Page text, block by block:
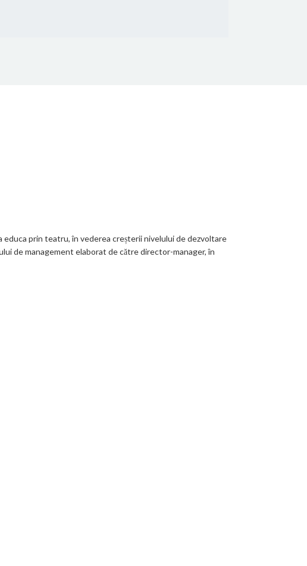
prin teatru, în vederea creșterii nivelului de dezvoltare
de management elaborat de către director-manager, în